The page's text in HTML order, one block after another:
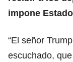
impone
“El señor
escuchado,